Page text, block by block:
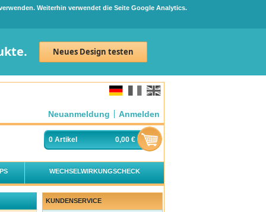
Weiterhin verwendet die Seite Google Analytics.
Neues Design testen
Neuanmeldung Anmelden
0 Artikel 0,00 €
WECHSELWIRKUNGSCHECK
KUNDENSERVICE